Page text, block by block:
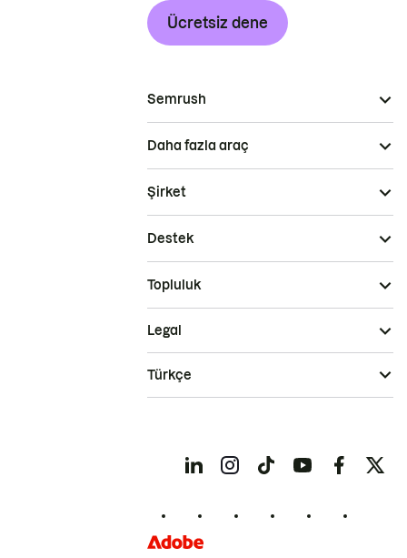
Ücretsiz dene
Semrush
Daha fazla araç
Şirket
Destek
Topluluk
Legal
Türkçe